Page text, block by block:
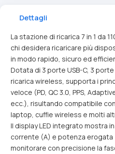
Dettagli
La stazione di ricarica 7 in 1 da
chi desidera ricaricare più
in modo rapido, sicuro ed
Dotata di 3 porte USB-C, 3 porte
ricarica wireless, supporta i
veloce (PD, QC 3.0, PPS,
ecc.), risultando compatibile
laptop, cuffie wireless e molti
Il display LED integrato mostra
corrente (A) e potenza
monitorare con precisione la